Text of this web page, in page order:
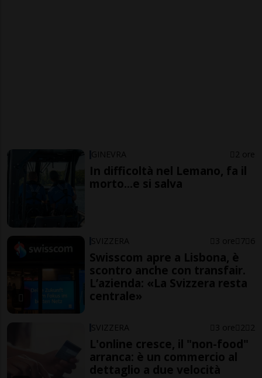
GINEVRA 2 ore
In difficoltà nel Lemano, fa il
morto...e si salva
SVIZZERA 3 ore 7 6
Swisscom apre a Lisbona, è
scontro anche con transfair.
L’azienda: «La Svizzera resta
centrale»
SVIZZERA 3 ore 2 2
L'online cresce, il "non-food"
arranca: è un commercio al
dettaglio a due velocità